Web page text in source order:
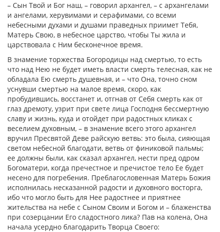
– Сын Твой и Бог наш, – говорил архангел, – с архангелами
и ангелами, херувимами и серафимами, со всеми
небесными духами и душами праведных приимет Тебя,
Матерь Свою, в небесное царство, чтобы Ты жила и
царствовала с Ним бесконечное время.
В знамение торжества Богородицы над смертью, то есть
что над Нею не будет иметь власти смерть телесная, как не
обладала Ею смерть душевная, и – что Она, точно сном
уснувши смертью на малое время, скоро, как
пробудившись, восстанет и, отгнав от Себя смерть как от
глаз дремоту, узрит при свете лица Господня бессмертную
славу и жизнь, куда и отойдет при радостных кликах с
веселием духовным, – в знамение всего этого архангел
вручил Пресвятой Деве райскую ветвь: это была, сияющая
светом небесной благодати, ветвь от финиковой пальмы;
ее должны были, как сказал архангел, нести пред одром
Богоматери, когда пречестное и пречистое тело Ее будет
несено для погребения. Преблагословенная Матерь Божия
исполнилась несказанной радости и духовного восторга,
ибо что могло быть для Нее радостнее и приятнее
жительства на небе с Сыном Своим и Богом и – блаженства
при созерцании Его сладостного лика? Пав на колена, Она
начала усердно благодарить Творца Своего: